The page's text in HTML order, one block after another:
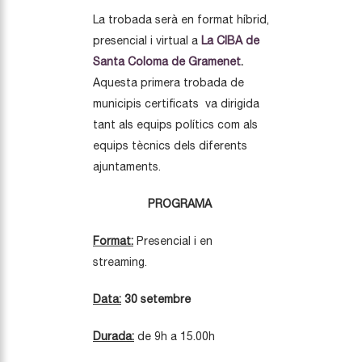
La trobada serà en format híbrid,
presencial i virtual a La CIBA de
Santa Coloma de Gramenet.
Aquesta primera trobada de
municipis certificats va dirigida
tant als equips polítics com als
equips tècnics dels diferents
ajuntaments.
PROGRAMA
Format: Presencial i en
streaming.
Data: 30 setembre
Durada: de 9h a 15.00h